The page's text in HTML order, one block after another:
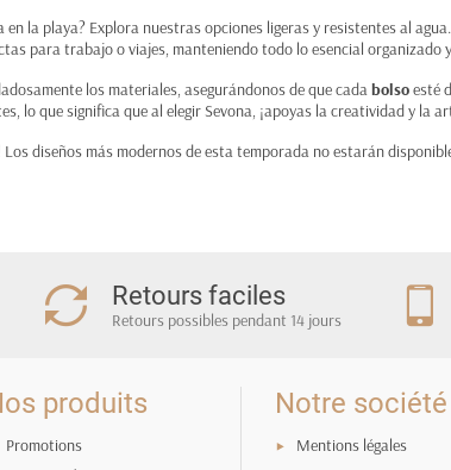
la playa? Explora nuestras opciones ligeras y resistentes al
para trabajo o viajes, manteniendo todo lo esencial organizado
los materiales, asegurándonos de que cadabolsoesté
lo que significa que al elegir Sevona, ¡apoyas la creatividad y la
diseños más modernos de esta temporada no estarán
Retours faciles
Retours possibles pendant 14 jours
produits
Promotions
Notre société
Mentions légales